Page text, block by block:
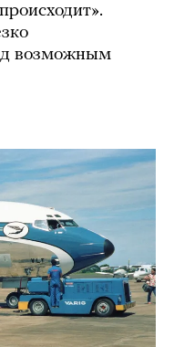
возможным